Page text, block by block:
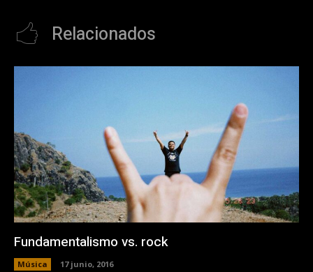
Relacionados
Fundamentalismo vs. rock
Música 17 junio, 2016